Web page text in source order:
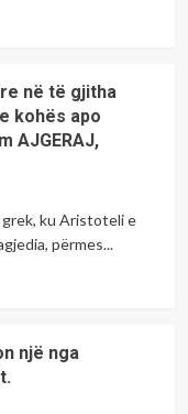
në të gjitha
kohës apo
AJGERAJ,
ku Aristoteli e
përmes...
një nga